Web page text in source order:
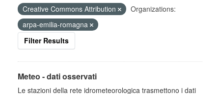
Creative Commons Attribution
Organizations:
arpa-emilia-romagna
Filter Results
Meteo - dati osservati
Le stazioni della rete idrometeorologica trasmettono i dati